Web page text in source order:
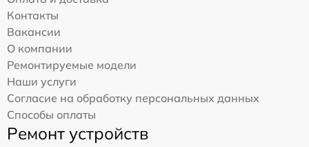
Контакты
Вакансии
О компании
Ремонтируемые модели
Наши услуги
Согласие на обработку персональных данных
Способы оплаты
Ремонт устройств